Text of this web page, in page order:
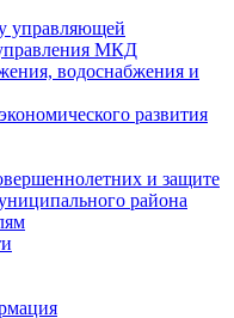
управляющей
МКД
водоснабжения и
развития
и защите
района